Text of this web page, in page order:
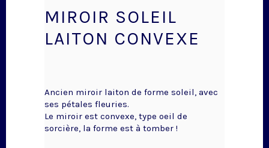
MIROIR SOLEIL
LAITON CONVEXE
Ancien miroir laiton de forme soleil, avec
ses pétales fleuries.
Le miroir est convexe, type oeil de
sorcière, la forme est à tomber !